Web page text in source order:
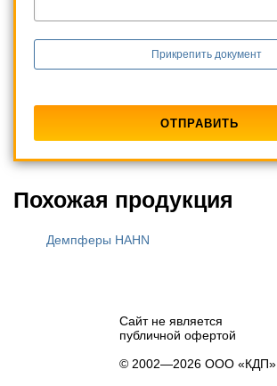
Прикрепить документ
Похожая продукция
Демпферы HAHN
Сайт не является
публичной офертой
© 2002—2026 ООО «КДП»